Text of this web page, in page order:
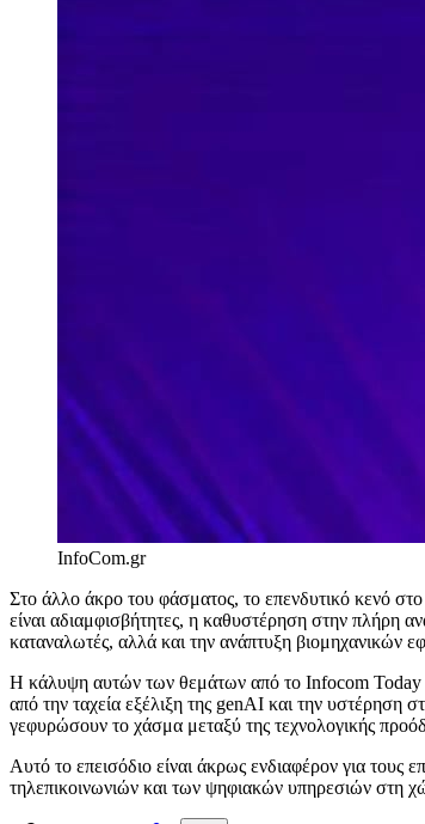
InfoCom.gr
Στο άλλο άκρο του φάσματος, το επενδυτικό κενό
είναι αδιαμφισβήτητες, η καθυστέρηση στην πλήρη
καταναλωτές, αλλά και την ανάπτυξη βιομηχανικών
Η κάλυψη αυτών των θεμάτων από το Infocom Today
από την ταχεία εξέλιξη της genAI και την υστέρηση
γεφυρώσουν το χάσμα μεταξύ της τεχνολογικής
Αυτό το επεισόδιο είναι άκρως ενδιαφέρον για τους
τηλεπικοινωνιών και των ψηφιακών υπηρεσιών στη